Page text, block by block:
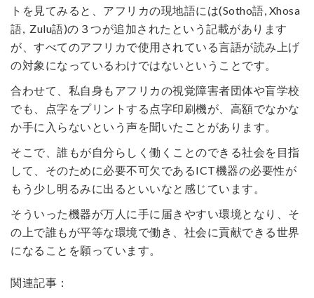
トを見てみると、アフリカの現地語には(Sotho語, Xhosa
語, Zulu語)の３つが追加されたという記載があります
が、すべてのアフリカで使用されている言語が読み上げ
の対象になっているわけではないということです。
合わせて、私自身もアフリカの視覚障害者団体や盲学校
でも、点字をプリントする点字印刷機が、高額でなかな
か手に入らないという声を聞いたことがあります。
そこで、誰もが自分らしく働くことのできる社会を目指
して、そのために必要不可欠であるICT機器の必要性が
もう少し明るみに出るといいなと感じています。
そういった機器が万人に手に届きやすい環境となり、そ
の上で誰もが平等な環境で働き、社会に貢献できる世界
になることを願っています。
関連記事：